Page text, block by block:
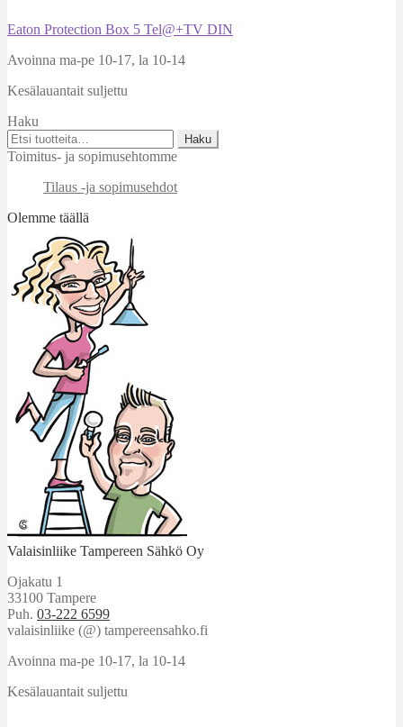
Artikkelien
selaus
Edellinen
Eaton Protection Box 5 Tel@+TV DIN
Avoinna ma-pe 10-17, la 10-14
Kesälauantait suljettu
Haku
Etsi:
Haku
Toimitus- ja sopimusehtomme
Tilaus -ja sopimusehdot
Olemme täällä
Valaisinliike Tampereen Sähkö Oy
Ojakatu 1
33100 Tampere
Puh. 03-222 6599
valaisinliike (@) tampereensahko.fi
Avoinna ma-pe 10-17, la 10-14
Kesälauantait suljettu